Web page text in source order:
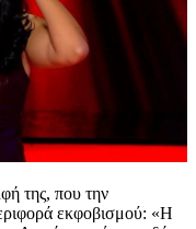
της, που την
εκφοβισμού: «Η